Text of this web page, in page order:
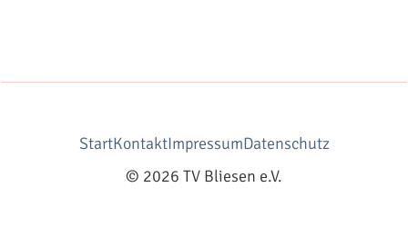
StartKontaktImpressumDatenschutz
© 2026 TV Bliesen e.V.